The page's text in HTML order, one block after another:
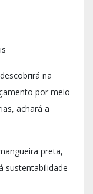
na
por meio
achará a
preta,
sustentabilidade